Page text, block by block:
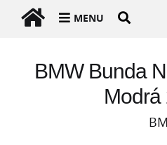
MENU
BMW Bunda
Modrá